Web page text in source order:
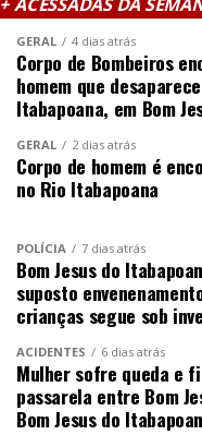
+ ACESSADAS DA
GERAL 4 dias atrás
Corpo de Bombeiros
homem que
Itabapoana, em Bom
GERAL 2 dias atrás
Corpo de homem é
no Rio Itabapoana
POLÍCIA 7 dias atrás
Bom Jesus do
suposto
crianças segue sob
ACIDENTES 6 dias atrás
Mulher sofre queda e
passarela entre Bom
Bom Jesus do